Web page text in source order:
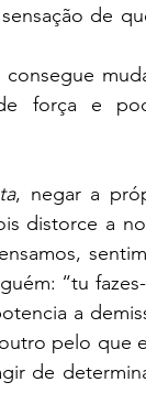
de
força e
, negar a
distorce a
“tu
a
pelo que
de